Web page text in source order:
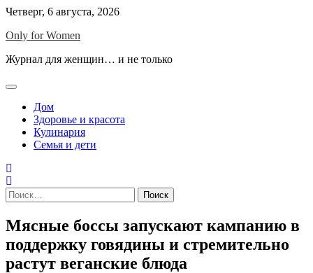
Skip
content
Четверг, 6 августа, 2026
Only for Women
Журнал для женщин… и не только
Дом
Здоровье и красота
Кулинария
Семья и дети
Найти:
Мясные боссы запускают кампанию в
поддержку говядины и стремительно
растут веганские блюда